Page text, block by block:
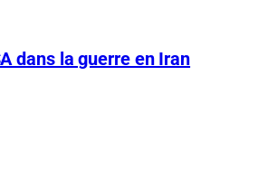
dans la guerre en Iran